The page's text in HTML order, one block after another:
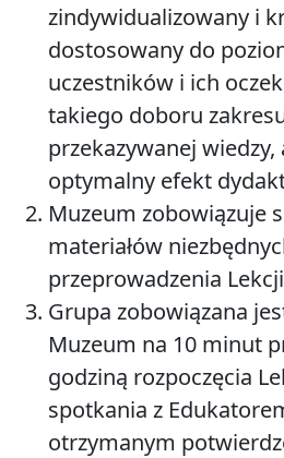
zindywidualizowany i
dostosowany do
uczestników i ich
takiego doboru
przekazywanej wiedzy,
optymalny efekt
Muzeum zobowiązuje
materiałów
przeprowadzenia
Grupa zobowiązana
Muzeum na 10 minut
godziną rozpoczęcia
spotkania z
otrzymanym